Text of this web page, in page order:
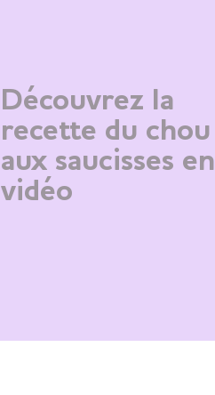
Découvrez la
recette du chou
aux saucisses en
vidéo